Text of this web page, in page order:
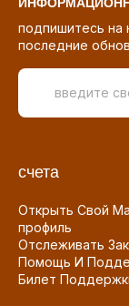
подпишитесь на
последние
счета
Открыть Свой
профиль
Отслеживать
Помощь И
Билет